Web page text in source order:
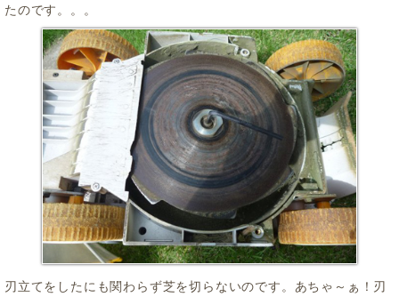
たのです。。。
刃立てをしたにも関わらず芝を切らないのです。あちゃ～ぁ！刃